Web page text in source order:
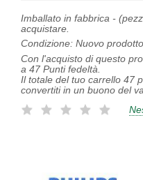
Imballato in fabbrica -
acquistare.
Condizione: Nuovo prodotto
Con l'acquisto di questo
a 47 Punti fedeltà.
Il totale del tuo carrello 47
convertiti in un buono del